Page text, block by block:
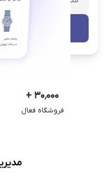
۳۰٬۰۰۰ +
فروشگاه فعال